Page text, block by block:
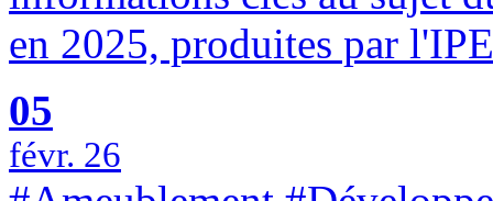
en 2025, produites par
05
févr. 26